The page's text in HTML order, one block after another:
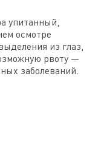
упитанный,
осмотре
из глаз,
рвоту —
заболеваний.